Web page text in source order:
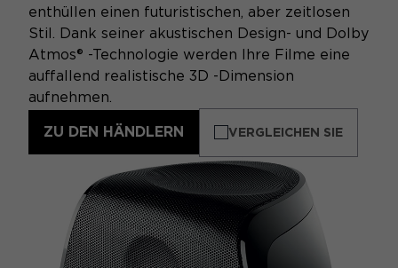
enthüllen einen futuristischen, aber zeitlosen
Stil. Dank seiner akustischen Design- und Dolby
Atmos® -Technologie werden Ihre Filme eine
auffallend realistische 3D -Dimension
aufnehmen.
ZU DEN HÄNDLERN VERGLEICHEN SIE